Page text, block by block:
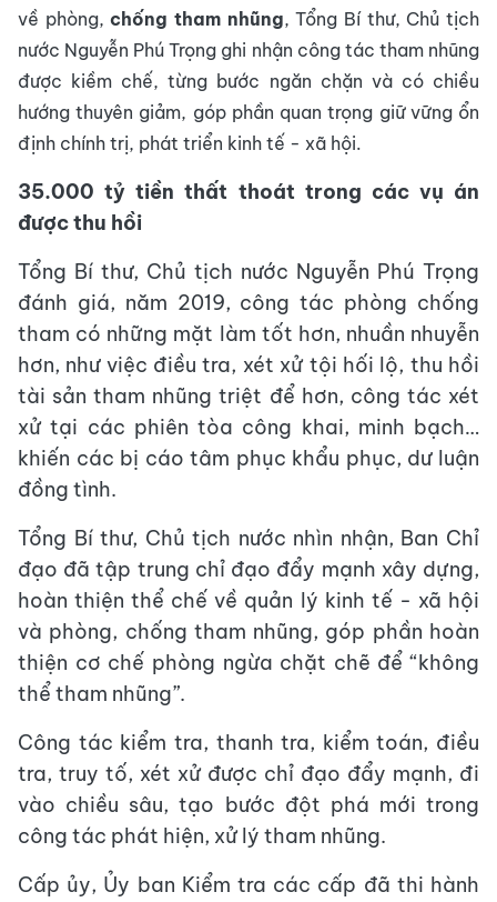
về phòng,chống tham nhũng, Tổng Bí thư, Chủ tịch
nước Nguyễn Phú Trọng ghi nhận công tác tham nhũng
được kiềm chế, từng bước ngăn chặn và có chiều
hướng thuyên giảm, góp phần quan trọng giữ vững ổn
định chính trị, phát triển kinh tế - xã hội.
35.000 tỷ tiền thất thoát trong các vụ án
được thu hồi
Tổng Bí thư, Chủ tịch nước Nguyễn Phú Trọng
đánh giá, năm 2019, công tác phòng chống
tham có những mặt làm tốt hơn, nhuần nhuyễn
hơn, như việc điều tra, xét xử tội hối lộ, thu hồi
tài sản tham nhũng triệt để hơn, công tác xét
xử tại các phiên tòa công khai, minh bạch…
khiến các bị cáo tâm phục khẩu phục, dư luận
đồng tình.
Tổng Bí thư, Chủ tịch nước nhìn nhận, Ban Chỉ
đạo đã tập trung chỉ đạo đẩy mạnh xây dựng,
hoàn thiện thể chế về quản lý kinh tế - xã hội
và phòng, chống tham nhũng, góp phần hoàn
thiện cơ chế phòng ngừa chặt chẽ để “không
thể tham nhũng”.
Công tác kiểm tra, thanh tra, kiểm toán, điều
tra, truy tố, xét xử được chỉ đạo đẩy mạnh, đi
vào chiều sâu, tạo bước đột phá mới trong
công tác phát hiện, xử lý tham nhũng.
Cấp ủy, Ủy ban Kiểm tra các cấp đã thi hành